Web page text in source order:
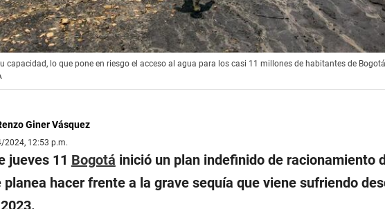
capacidad, lo que pone en riesgo el acceso al agua para los casi 11 millones de habitantes de
Giner Vásquez
2024, 12:53 p.m.
jueves 11 Bogotá inició un plan indefinido de racionamiento
planea hacer frente a la grave sequía que viene sufriendo